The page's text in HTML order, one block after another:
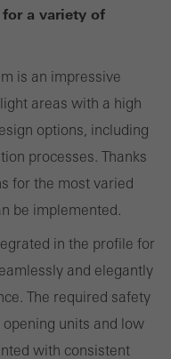
a variety of
is an impressive
areas with a high
options, including
processes. Thanks
for the most varied
be implemented.
in the profile for
and elegantly
The required safety
units and low
with consistent
веб-сайта или
предоставлены.
cookie
пользователя. Они
веб-сайта,
страницах.